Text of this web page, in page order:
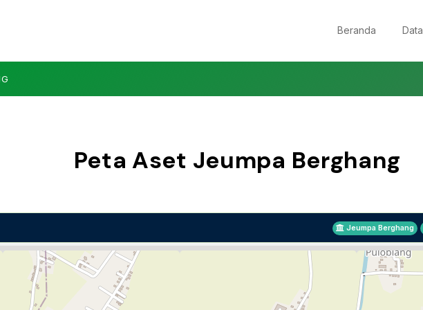
Beranda Data
Peta Aset Jeumpa Berghang
Jeumpa Berghang